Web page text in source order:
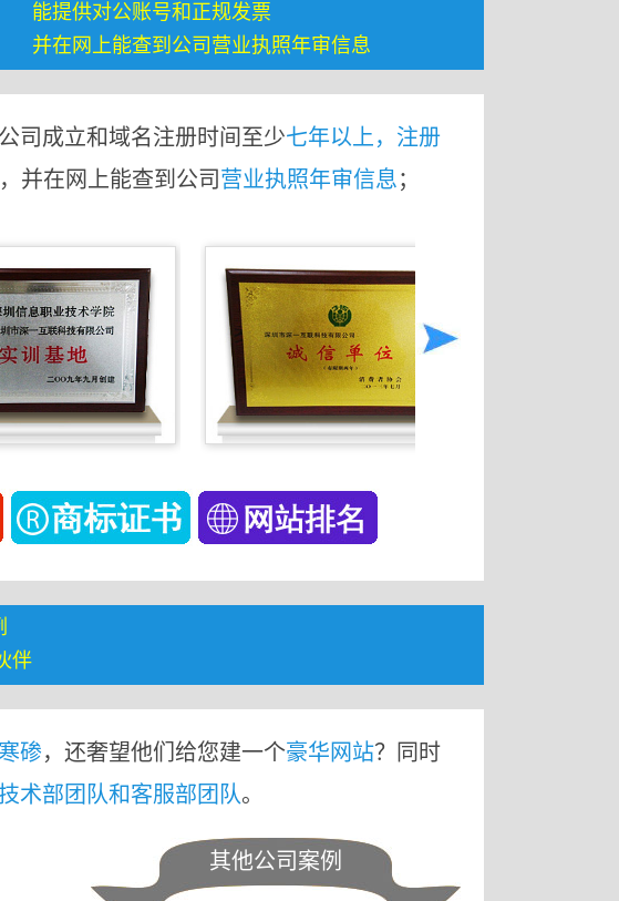
能提供对公账号和正规发票
并在网上能查到公司营业执照年审信息
司成立和域名注册时间至少七年以上，注册
并在网上能查到公司 营业执照年审信息；
伴
碜，还奢望他们给您建一个豪华网站？同时
技术部团队和客服部团队。
其他公司案例